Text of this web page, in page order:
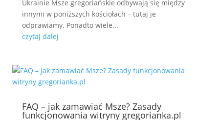
Ukrainie Msze gregoriańskie odbywają się między
innymi w poniższych kościołach – tutaj je
odprawiamy. Ponadto wiele...
czytaj dalej
FAQ – jak zamawiać Msze? Zasady
funkcjonowania witryny gregorianka.pl